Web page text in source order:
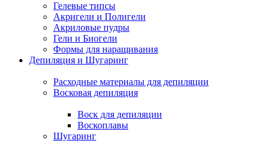
Гелевые типсы
Акригели и Полигели
Акриловые пудры
Гели и Биогели
Формы для наращивания
Депиляция и Шугаринг
Расходные материалы для депиляции
Восковая депиляция
Воск для депиляции
Воскоплавы
Шугаринг